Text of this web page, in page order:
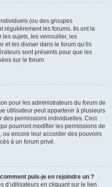
(ou des groupes
régulièrement les forums. Ils ont la
sujets, les verrouiller, les
et les diviser dans le forum qu’ils
sont présents pour que les
sur le forum.
pour les administrateurs du forum de
utilisateur peut appartenir à plusieurs
des permissions individuelles. Ceci
pourront modifier les permissions de
encore leur accorder des pouvoirs
à un forum privé.
puis-je en rejoindre un ?
d’utilisateurs en cliquant sur le lien